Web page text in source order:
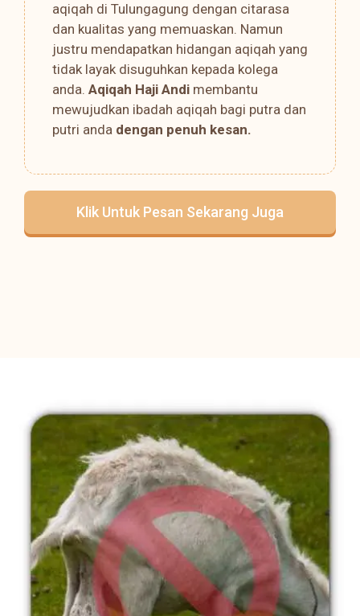
aqiqah di Tulungagung dengan citarasa
dan kualitas yang memuaskan. Namun
justru mendapatkan hidangan aqiqah yang
tidak layak disuguhkan kepada kolega
anda. Aqiqah Haji Andi membantu
mewujudkan ibadah aqiqah bagi putra dan
putri anda dengan penuh kesan.
Klik Untuk Pesan Sekarang Juga